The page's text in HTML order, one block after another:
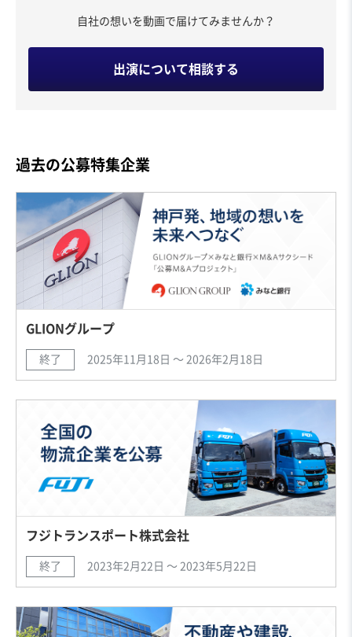
自社の想いを動画で届けてみませんか？
出演について相談する
過去の公募特集企業
GLIONグループ
終了 2025年11月18日 〜 2026年2月18日
フジトランスポート株式会社
終了 2023年2月22日 〜 2023年5月22日